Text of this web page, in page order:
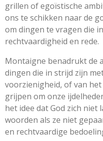
grillen of egoïstische
ons te schikken naar de
om dingen te vragen die
rechtvaardigheid en rede.
Montaigne benadrukt de
dingen die in strijd zijn
voorzienigheid, of van
grijpen om onze
het idee dat God zich niet
woorden als ze niet
en rechtvaardige